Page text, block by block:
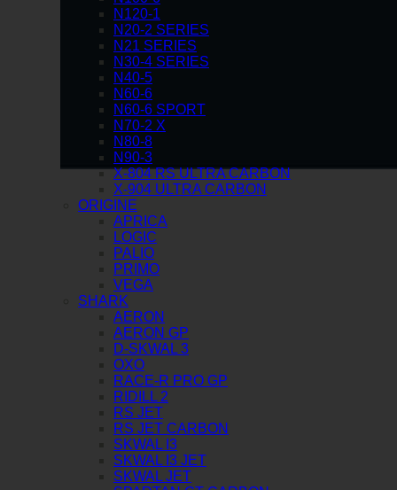
N120-1
N20-2 SERIES
N21 SERIES
N30-4 SERIES
N40-5
N60-6
N60-6 SPORT
N70-2 X
N80-8
N90-3
X-804 RS ULTRA CARBON
X-904 ULTRA CARBON
ORIGINE
APRICA
LOGIC
PALIO
PRIMO
VEGA
SHARK
AERON
AERON GP
D-SKWAL 3
OXO
RACE-R PRO GP
RIDILL 2
RS JET
RS JET CARBON
SKWAL I3
SKWAL I3 JET
SKWAL JET